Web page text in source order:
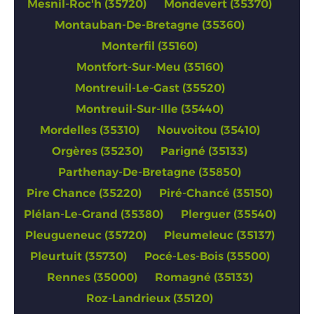
Mesnil-Roc'h (35720)
Mondevert (35370)
Montauban-De-Bretagne (35360)
Monterfil (35160)
Montfort-Sur-Meu (35160)
Montreuil-Le-Gast (35520)
Montreuil-Sur-Ille (35440)
Mordelles (35310)
Nouvoitou (35410)
Orgères (35230)
Parigné (35133)
Parthenay-De-Bretagne (35850)
Pire Chance (35220)
Piré-Chancé (35150)
Plélan-Le-Grand (35380)
Plerguer (35540)
Pleugueneuc (35720)
Pleumeleuc (35137)
Pleurtuit (35730)
Pocé-Les-Bois (35500)
Rennes (35000)
Romagné (35133)
Roz-Landrieux (35120)